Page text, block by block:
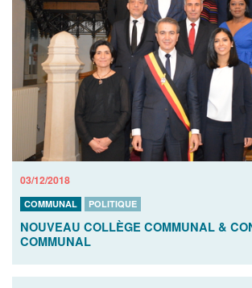
03/12/2018
COMMUNAL POLITIQUE
NOUVEAU COLLÈGE COMMUNAL &
COMMUNAL